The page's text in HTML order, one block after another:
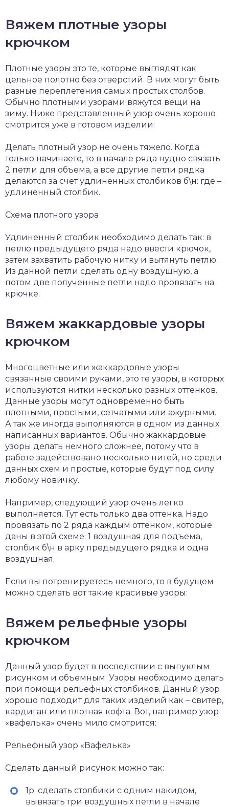
Вяжем плотные узоры
крючком
Плотные узоры это те, которые выглядят как
цельное полотно без отверстий. В них могут быть
разные переплетения самых простых столбов.
Обычно плотными узорами вяжутся вещи на
зиму. Ниже представленный узор очень хорошо
смотрится уже в готовом изделии:
Делать плотный узор не очень тяжело. Когда
только начинаете, то в начале ряда нудно связать
2 петли для объема, а все другие петли рядка
делаются за счет удлиненных столбиков б\н: где –
удлиненный столбик.
Схема плотного узора
Удлиненный столбик необходимо делать так: в
петлю предыдущего ряда надо ввести крючок,
затем захватить рабочую нитку и вытянуть петлю.
Из данной петли сделать одну воздушную, а
потом две полученные петли надо провязать на
крючке.
Вяжем жаккардовые узоры
крючком
Многоцветные или жаккардовые узоры
связанные своими руками, это те узоры, в которых
используются нитки несколько разных оттенков.
Данные узоры могут одновременно быть
плотными, простыми, сетчатыми или ажурными.
А так же иногда выполняются в одном из данных
написанных вариантов. Обычно жаккардовые
узоры делать немного сложнее, потому что в
работе задействовано несколько нитей, но среди
данных схем и простые, которые будут под силу
любому новичку.
Например, следующий узор очень легко
выполняется. Тут есть только два оттенка. Надо
провязать по 2 ряда каждым оттенком, которые
даны в этой схеме: 1 воздушная для подъема,
столбик б\н в арку предыдущего рядка и одна
воздушная.
Если вы потренируетесь немного, то в будущем
можно сделать вот такие красивые узоры:
Вяжем рельефные узоры
крючком
Данный узор будет в последствии с выпуклым
рисунком и объемным. Узоры необходимо делать
при помощи рельефных столбиков. Данный узор
хорошо подходит для таких изделий как – свитер,
кардиган или плотная кофта. Вот, например узор
«вафелька» очень мило смотрится:
Рельефный узор «Вафелька»
Сделать данный рисунок можно так:
1р. сделать столбики с одним накидом,
вывязать три воздушных петли в начале